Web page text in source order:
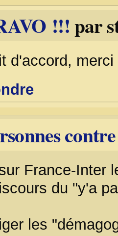
!!!par
d'accord,
France-Inter
du "y'a
les